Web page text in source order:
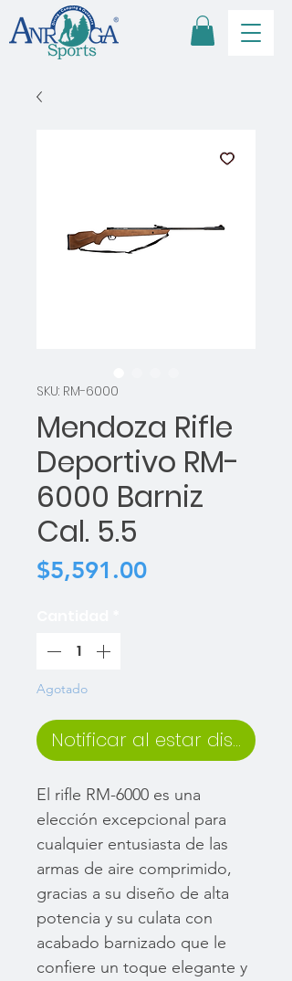
SKU: RM-6000
Mendoza Rifle
Deportivo RM-
6000 Barniz
Cal. 5.5
$5,591.00Precio
Agotado
Notificar al estar disponible
El rifle RM-6000 es una
elección excepcional para
cualquier entusiasta de las
armas de aire comprimido,
gracias a su diseño de alta
potencia y su culata con
acabado barnizado que le
confiere un toque elegante y